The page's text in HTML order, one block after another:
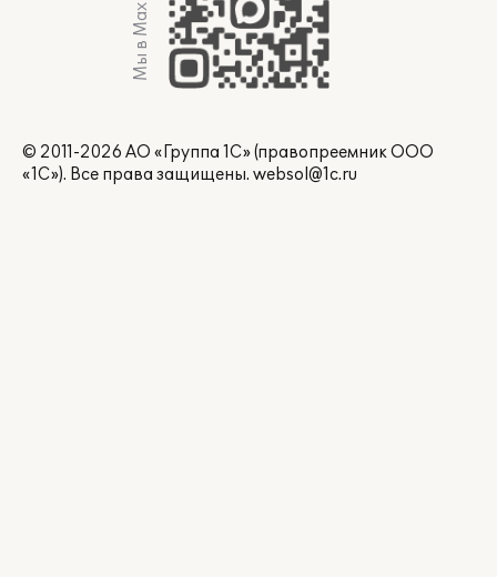
Мы в Max
© 2011-2026 АО «Группа 1С» (правопреемник ООО
«1С»). Все права защищены. websol@1c.ru